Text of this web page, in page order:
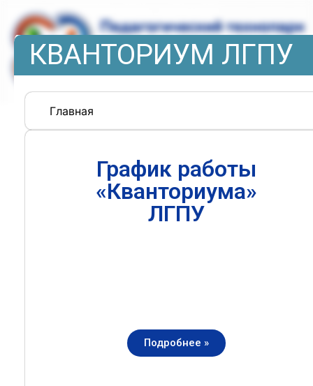
КВАНТОРИУМ ЛГПУ
Главная
График работы
«Кванториума»
ЛГПУ
Подробнее »